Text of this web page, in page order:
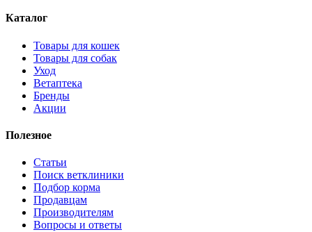
Каталог
Товары для кошек
Товары для собак
Уход
Ветаптека
Бренды
Акции
Полезное
Статьи
Поиск ветклиники
Подбор корма
Продавцам
Производителям
Вопросы и ответы